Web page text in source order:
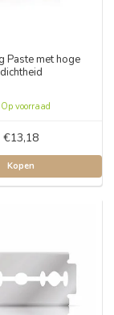
Paste met hoge
dichtheid
voorraad
€13,18
Kopen